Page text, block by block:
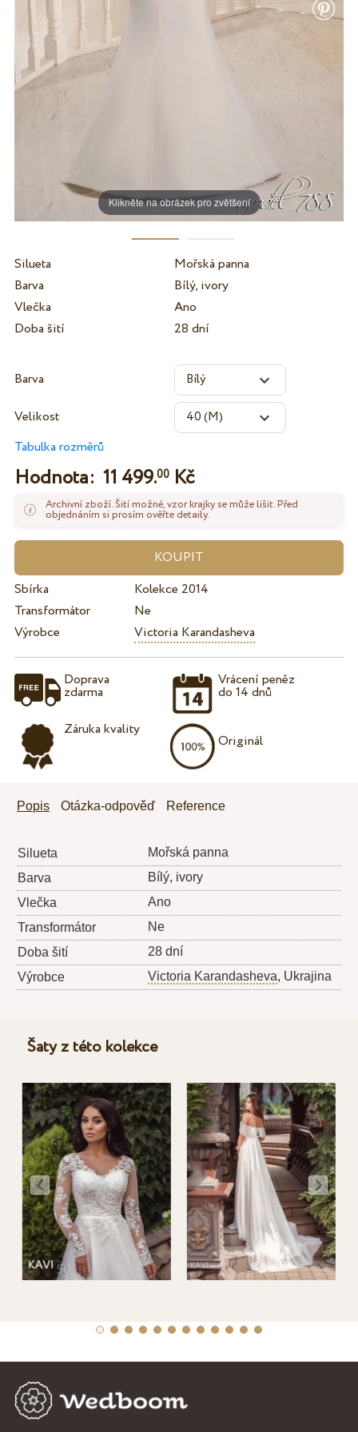
Klikněte na obrázek pro zvětšení
Silueta
Mořská panna
Barva
Bílý, ivory
Vlečka
Ano
Doba šití
28 dní
Barva
Velikost
Tabulka rozměrů
Hodnota: 11 499.00Kč
Archivní zboží. Šití možné, vzor krajky se může lišit. Před
objednáním si prosím ověřte detaily.
Sbírka
Kolekce 2014
Transformátor
Ne
Výrobce
Victoria Karandasheva
Doprava
zdarma
Záruka kvality
Vrácení peněz
do 14 dnů
Originál
Popis Otázka-odpověď Reference
Silueta
Mořská panna
Barva
Bílý, ivory
Vlečka
Ano
Transformátor
Ne
Doba šití
28 dní
Výrobce
Victoria Karandasheva, Ukrajina
Šaty z této kolekce